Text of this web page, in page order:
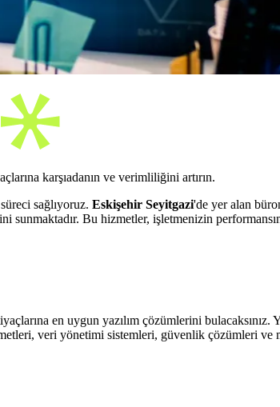
karşıadanın ve verimliliğini artırın.
sağlıyoruz. Eskişehir Seyitgazi'de yer alan
sunmaktadır. Bu hizmetler, işletmenizin
en uygun yazılım çözümlerini bulacaksınız.
veri yönetimi sistemleri, güvenlik çözümleri